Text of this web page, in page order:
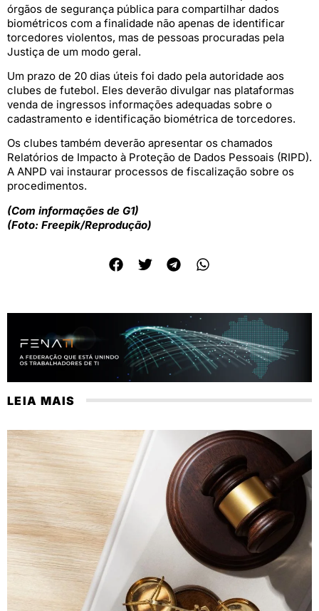
órgãos de segurança pública para compartilhar dados
biométricos com a finalidade não apenas de identificar
torcedores violentos, mas de pessoas procuradas pela
Justiça de um modo geral.
Um prazo de 20 dias úteis foi dado pela autoridade aos
clubes de futebol. Eles deverão divulgar nas plataformas
venda de ingressos informações adequadas sobre o
cadastramento e identificação biométrica de torcedores.
Os clubes também deverão apresentar os chamados
Relatórios de Impacto à Proteção de Dados Pessoais (RIPD).
A ANPD vai instaurar processos de fiscalização sobre os
procedimentos.
(Com informações de G1)
(Foto: Freepik/Reprodução)
LEIA MAIS